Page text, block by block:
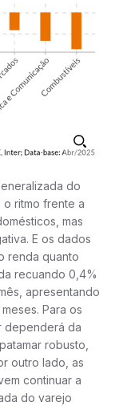
do
o ritmo frente a
mas
E os dados
renda quanto
recuando 0,4%
apresentando
Para os
dependerá da
robusto,
outro lado, as
continuar a
do varejo